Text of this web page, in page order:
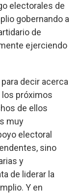
electorales de
gobernando a
de
ejerciendo
decir acerca
los próximos
de ellos
muy
electoral
sino
y
de liderar la
Y en